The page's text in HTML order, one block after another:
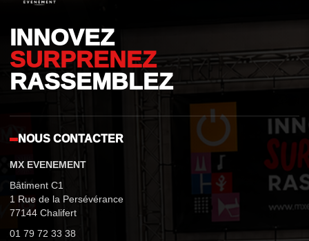
INNOVEZ
SURPRENEZ
RASSEMBLEZ
NOUS CONTACTER
MX EVENEMENT
Bâtiment C1
1 Rue de la Persévérance
77144 Chalifert
01 79 72 33 38